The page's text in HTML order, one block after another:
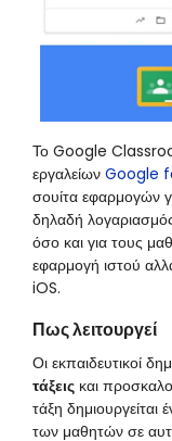
Το Google
εργαλείων Google
σουίτα εφαρμογών
δηλαδή
όσο και για τους
εφαρμογή ιστού
iOS.
Πως λειτουργεί
Οι εκπαιδευτικοί
τάξεις και
τάξη δημιουργείται
των μαθητών σε